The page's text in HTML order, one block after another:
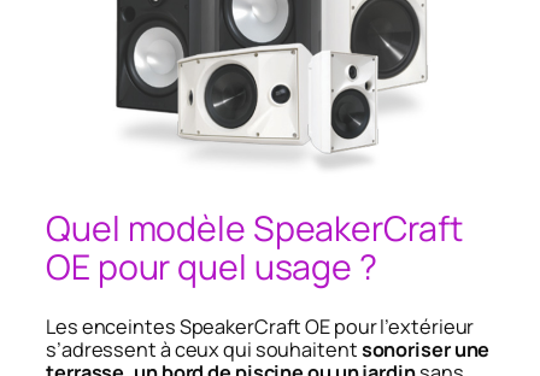
Quel modèle SpeakerCraft
OE pour quel usage ?
Les enceintes SpeakerCraft OE pour l’extérieur
s’adressent à ceux qui souhaitentsonoriser une